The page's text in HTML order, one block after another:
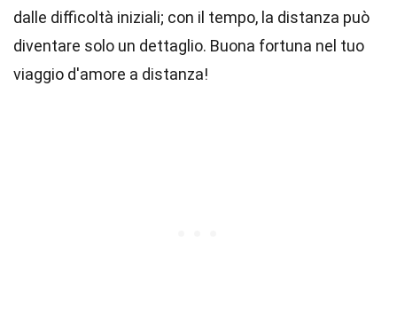
dalle difficoltà iniziali; con il tempo, la distanza può
diventare solo un dettaglio. Buona fortuna nel tuo
viaggio d'amore a distanza!